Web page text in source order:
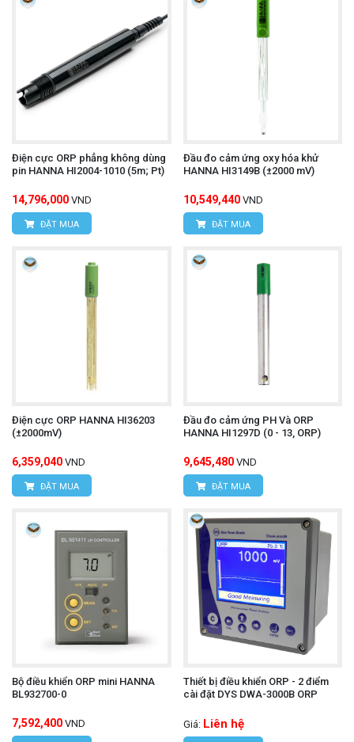
Điện cực ORP phẳng không dùng
pin HANNA HI2004-1010 (5m; Pt)
14,796,000 VND
ĐẶT MUA
Đầu đo cảm ứng oxy hóa khử
HANNA HI3149B (±2000 mV)
10,549,440 VND
ĐẶT MUA
Điện cực ORP HANNA HI36203
(±2000mV)
6,359,040 VND
ĐẶT MUA
Đầu đo cảm ứng PH Và ORP
HANNA HI1297D (0 - 13, ORP)
9,645,480 VND
ĐẶT MUA
Bộ điều khiển ORP mini HANNA
BL932700-0
7,592,400 VND
Thiết bị điều khiển ORP - 2 điểm
cài đặt DYS DWA-3000B ORP
Giá: Liên hệ